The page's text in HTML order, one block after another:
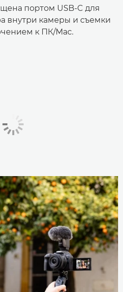
портом USB-C для
внутри камеры и съемки
к ПК/Mac.